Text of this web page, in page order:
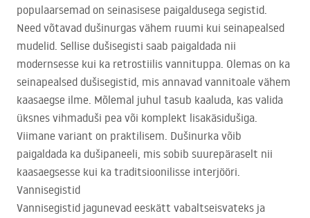
populaarsemad on seinasisese paigaldusega segistid.
Need võtavad dušinurgas vähem ruumi kui seinapealsed
mudelid. Sellise dušisegisti saab paigaldada nii
modernsesse kui ka retrostiilis vannituppa. Olemas on ka
seinapealsed dušisegistid, mis annavad vannitoale vähem
kaasaegse ilme. Mõlemal juhul tasub kaaluda, kas valida
üksnes vihmaduši pea või komplekt lisakäsidušiga.
Viimane variant on praktilisem. Dušinurka võib
paigaldada ka dušipaneeli, mis sobib suurepäraselt nii
kaasaegsesse kui ka traditsioonilisse interjööri.
Vannisegistid
Vannisegistid jagunevad eeskätt vabaltseisvateks ja